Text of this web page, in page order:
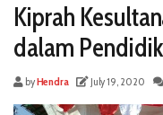
Kiprah
dalam
byHendra July 19, 2020